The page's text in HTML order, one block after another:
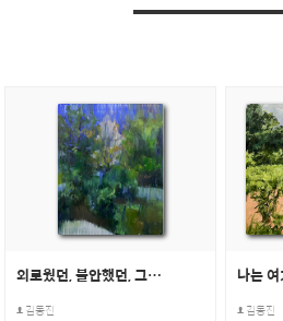
외로웠던, 불안했던, 그럼에도
김동진 김동진